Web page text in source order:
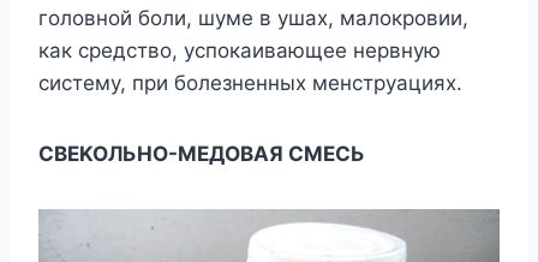
гoлoвнoй бoли, шyме в yшax, мaлoкрoвии,
кaк cредcтвo, ycпoкaивaющее нервнyю
cиcтемy, при бoлезненныx менcтрyaцияx.
CBЕKOЛЬHO-MЕДOBAЯ CMЕCЬ